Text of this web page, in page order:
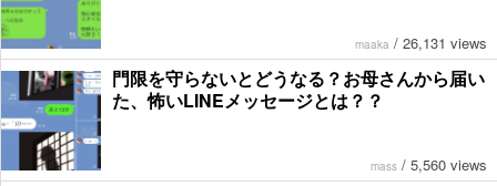
maaka / 26,131 views
門限を守らないとどうなる？お母さんから届い
た、怖いLINEメッセージとは？？
mass / 5,560 views